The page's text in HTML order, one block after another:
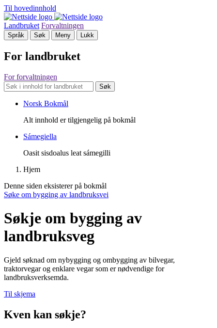
Til hovedinnhold
Landbruket Forvaltningen
Språk Søk Meny Lukk
For landbruket
For forvaltningen
Søk
Norsk Bokmål
Alt innhold er tilgjengelig på bokmål
Sámegiella
Oasit sisdoalus leat sámegilli
Hjem
Denne siden eksisterer på bokmål
Søke om bygging av landbruksvei
Søkje om bygging av
landbruksveg
Gjeld søknad om nybygging og ombygging av bilvegar,
traktorvegar og enklare vegar som er nødvendige for
landbruksverksemda.
Til skjema
Kven kan søkje?